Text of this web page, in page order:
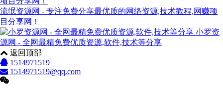
流氓资源网 - 专注免费分享最优质的网络资源,技术教程,网赚项
目分享网！
小罗资
源网 - 全网最精免费优质资源,软件,技术等分享
返回顶部
1514971519
1514971519@qq.com